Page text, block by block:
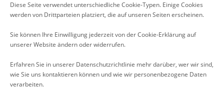
Diese Seite verwendet unterschiedliche Cookie-Typen. Einige Cookies
werden von Drittparteien platziert, die auf unseren Seiten erscheinen.
Sie können Ihre Einwilligung jederzeit von der Cookie-Erklärung auf
unserer Website ändern oder widerrufen.
Erfahren Sie in unserer Datenschutzrichtlinie mehr darüber, wer wir sind,
wie Sie uns kontaktieren können und wie wir personenbezogene Daten
verarbeiten.